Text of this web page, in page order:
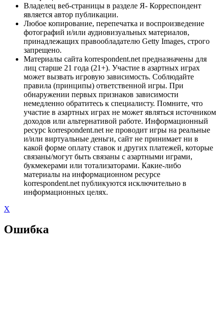
Владелец веб-страницы в разделе Я- Корреспондент
является автор публикации.
Любое копирование, перепечатка и воспроизведение
фотографий и/или аудиовизуальных материалов,
принадлежащих правообладателю Getty Images, строго
запрещено.
Материалы сайта korrespondent.net предназначены для
лиц старше 21 года (21+). Участие в азартных играх
может вызвать игровую зависимость. Соблюдайте
правила (принципы) ответственной игры. При
обнаружении первых признаков зависимости
немедленно обратитесь к специалисту. Помните, что
участие в азартных играх не может являться источником
доходов или альтернативой работе. Информационный
ресурс korrespondent.net не проводит игры на реальные
и/или виртуальные деньги, сайт не принимает ни в
какой форме оплату ставок и других платежей, которые
связаны/могут быть связаны с азартными играми,
букмекерами или тотализаторами. Какие-либо
материалы на информационном ресурсе
korrespondent.net публикуются исключительно в
информационных целях.
X
Ошибка